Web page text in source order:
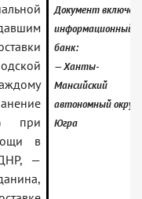
при
в
—
Документ включен
информационный
банк:
— Ханты-
Мансийский
автономный округ
Югра